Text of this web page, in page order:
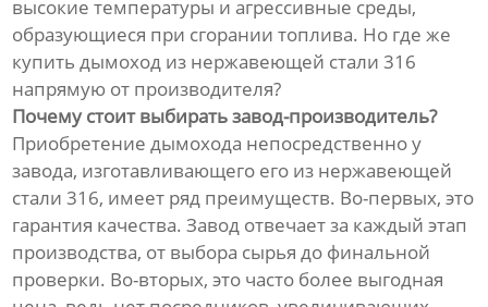
высокие температуры и агрессивные среды,
образующиеся при сгорании топлива. Но где же
купить дымоход из нержавеющей стали 316
напрямую от производителя?
Почему стоит выбирать завод-производитель?
Приобретение дымохода непосредственно у
завода, изготавливающего его из нержавеющей
стали 316, имеет ряд преимуществ. Во-первых, это
гарантия качества. Завод отвечает за каждый этап
производства, от выбора сырья до финальной
проверки. Во-вторых, это часто более выгодная